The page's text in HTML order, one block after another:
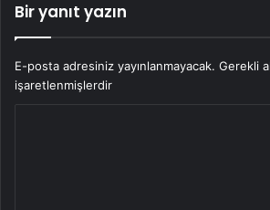
Bir yanıt yazın
E-posta adresiniz yayınlanmayacak. Gerekli
işaretlenmişlerdir